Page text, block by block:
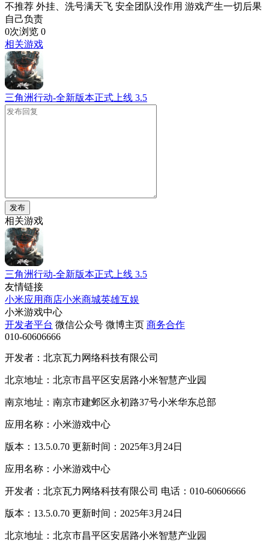
不推荐 外挂、洗号满天飞 安全团队没作用 游戏产生一切后果
自己负责
0次浏览 0
相关游戏
三角洲行动-全新版本正式上线 3.5
发布
相关游戏
三角洲行动-全新版本正式上线 3.5
友情链接
小米应用商店小米商城英雄互娱
小米游戏中心
开发者平台 微信公众号 微博主页 商务合作
010-60606666
开发者：北京瓦力网络科技有限公司
北京地址：北京市昌平区安居路小米智慧产业园
南京地址：南京市建邺区永初路37号小米华东总部
应用名称：小米游戏中心
版本：13.5.0.70 更新时间：2025年3月24日
应用名称：小米游戏中心
开发者：北京瓦力网络科技有限公司 电话：010-60606666
版本：13.5.0.70 更新时间：2025年3月24日
北京地址：北京市昌平区安居路小米智慧产业园